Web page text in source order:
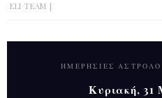
ELI TEAM
ΗΜΕΡΉΣΙΕΣ
Κυριακή, 31